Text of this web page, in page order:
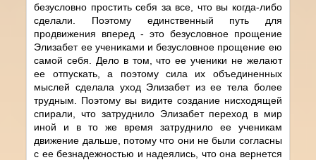
безусловно простить себя за все, что вы когда-либо
сделали. Поэтому единственный путь для
продвижения вперед - это безусловное прощение
Элизабет ее учениками и безусловное прощение ею
самой себя. Дело в том, что ее ученики не желают
ее отпускать, а поэтому сила их объединенных
мыслей сделала уход Элизабет из ее тела более
трудным. Поэтому вы видите создание нисходящей
спирали, что затруднило Элизабет переход в мир
иной и в то же время затруднило ее ученикам
движение дальше, потому что они не были согласны
с ее безнадежностью и надеялись, что она вернется